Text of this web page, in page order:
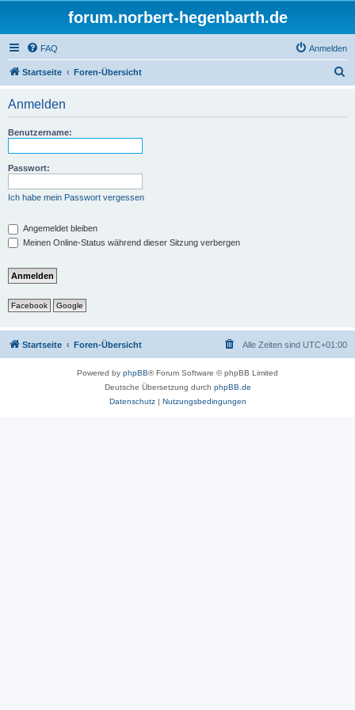
forum.norbert-hegenbarth.de
FAQ Anmelden
Startseite Foren-Übersicht
Anmelden
Benutzername:
Passwort:
Ich habe mein Passwort vergessen
Angemeldet bleiben
Meinen Online-Status während dieser Sitzung verbergen
Facebook Google
Startseite Foren-Übersicht Alle Zeiten sind UTC+01:00
Powered by phpBB® Forum Software © phpBB Limited
Deutsche Übersetzung durch phpBB.de
Datenschutz| Nutzungsbedingungen